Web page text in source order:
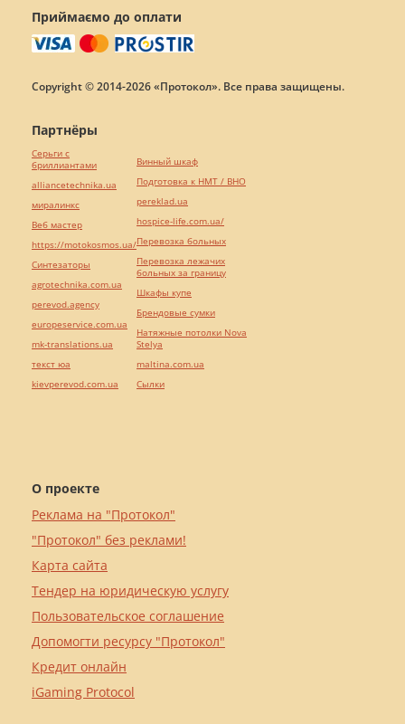
Приймаємо до оплати
Copyright © 2014-2026 «Протокол». Все права защищены.
О проекте
Реклама на "Протокол"
"Протокол" без реклами!
Карта сайта
Тендер на юридическую услугу
Пользовательское соглашение
Допомогти ресурсу "Протокол"
Кредит онлайн
iGaming Protocol
Партнёры
Серьги с
бриллиантами
alliancetechnika.ua
миралинкс
Веб мастер
https://motokosmos.ua/
Синтезаторы
agrotechnika.com.ua
perevod.agency
europeservice.com.ua
mk-translations.ua
текст юа
kievperevod.com.ua
Винный шкаф
Подготовка к НМТ / ВНО
pereklad.ua
hospice-life.com.ua/
Перевозка больных
Перевозка лежачих
больных за границу
Шкафы купе
Брендовые сумки
Натяжные потолки Nova
Stelya
maltina.com.ua
Cылки